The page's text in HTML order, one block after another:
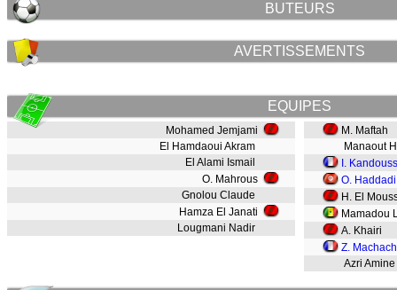
BUTEURS
AVERTISSEMENTS
EQUIPES
Mohamed Jemjami
El Hamdaoui Akram
El Alami Ismail
O. Mahrous
Gnolou Claude
Hamza El Janati
Lougmani Nadir
M. Maftah
Manaout
I. Kandouss
O. Haddadi
H. El
Mamadou
A. Khairi
Z. Machach
Azri Amine